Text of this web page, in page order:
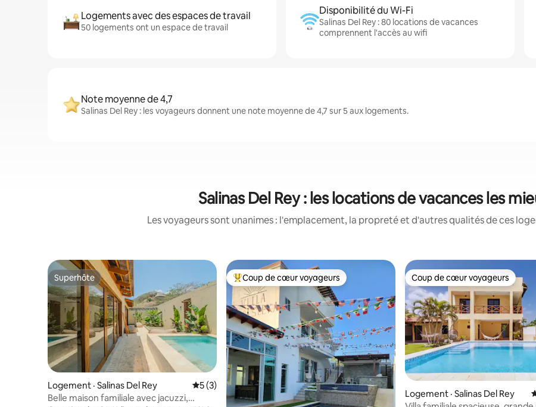
Logements avec des espaces de travail
50 logements ont un espace de travail
Disponibilité du Wi-Fi
Salinas Del Rey : 80 locations de vacances
comprennent l'accès au wifi
Note moyenne de 4,7
Salinas Del Rey : les voyageurs donnent une note moyenne de 4,7 sur 5 aux logements.
Salinas Del Rey : les locations de vacances les
Les voyageurs sont unanimes : l'emplacement, la propreté et d'autres qualités de ces
Superhôte
Superhôte
Logement · Salinas Del Rey Note moyenne de 5 sur 5, 3 commentaires
5 (3)
Belle maison familiale avec jacuzzi,
Coup de cœur voyageurs parmi les plus aimés
Coup de cœur voyageurs Coup de cœur voyageurs
Coup de cœur voyageurs
Logement · Salinas Del Rey